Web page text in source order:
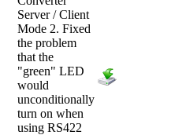
Server / Client
Mode 2. Fixed
the problem
that the
"green" LED
would
unconditionally
turn on when
using RS422